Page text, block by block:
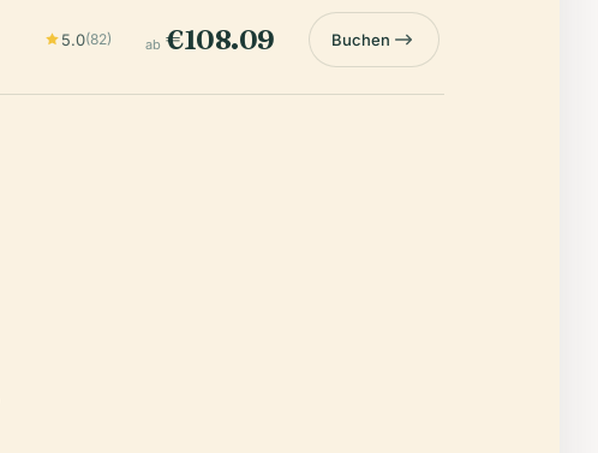
5.0(82) ab €108.09 Buchen